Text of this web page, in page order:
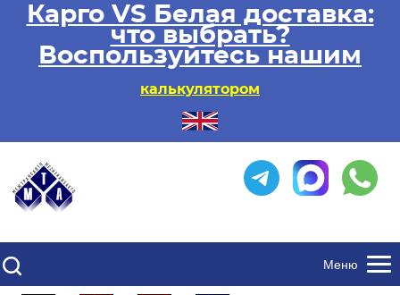
Карго VS Белая доставка:
что выбрать?
Воспользуйтесь нашим
калькулятором
Меню